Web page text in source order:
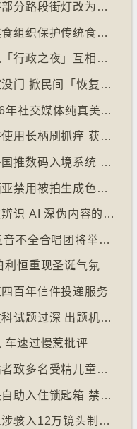
【十万八千里】荷兰及英国将部分路段街灯改为红色
【十万八千里】意大利神秘美食组织保护传统食物、烹饪方法和菜肴
【十万八千里】忙碌成年人以「行政之夜」互相督促完成搁置私务
【十万八千里】愈多酒店浴室没门 掀民间「恢复浴室门」倡议运动
【十万八千里】大众缅怀2016年社交媒体纯真美好体验
【十万八千里】奥地利一母牛使用长柄刷抓痒 获科学家确定懂得使用工具
【十万八千里】欧盟及澳洲多国推数码入境系统 毋须护照盖章
【十万八千里】印尼及马来西亚禁用被拍生成色情影像的人工智能平台Grok
【十万八千里】芬兰培养学生辨识 AI 深伪内容的能力
【十万八千里】英国30多个五音不全合唱团将举行十周年志庆
利恒重现圣诞气氛
百年信件投递服务
【十万八千里】韩国学测英文科试题过深 出题机构院长引咎辞职
车速过慢惹批评
【十万八千里】基因突变捐精者致多名受精儿童患癌
【十万八千里】米兰禁用街头自助入住锁匙箱 禁自助入住民宿
【十万八千里】韩国拘捕四人涉骇入12万镜头制色情内容